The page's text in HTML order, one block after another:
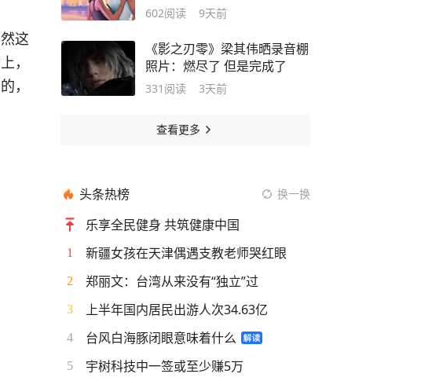
这
，
，
602阅读 9天前
《影之刃零》梁其伟晒录音棚
照片：燃尽了 但是完成了
331 阅读 3天前
查看更多
头条热榜 换一换
乐享全民健身 共筑健康中国
1 新疆女孩在天津偶遇支教老师哭红眼
2 郑丽文：台湾从来没有“独立”过
3 上半年国内居民出游人次34.63亿
4 台风白海豚闭眼意味着什么
5 宇树科技中一签或至少赚5万